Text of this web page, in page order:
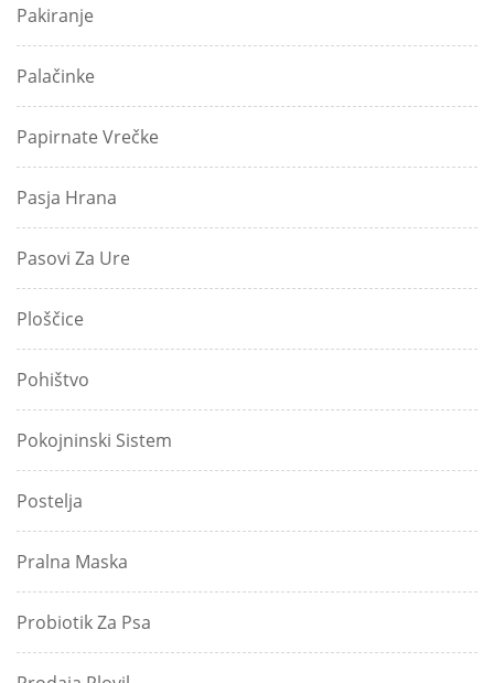
Pakiranje
Palačinke
Papirnate Vrečke
Pasja Hrana
Pasovi Za Ure
Ploščice
Pohištvo
Pokojninski Sistem
Postelja
Pralna Maska
Probiotik Za Psa